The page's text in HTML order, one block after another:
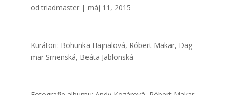
odtriadmaster| máj 11, 2015
Kurá­to­ri: Bohun­ka Haj­na­lo­vá, Róbert Makar, Dag­
mar Srnen­ská, Beáta Jab­lon­ská